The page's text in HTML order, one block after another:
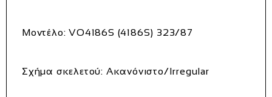
Μοντέλο: VO4186S (4186S) 323/87
Σχήμα σκελετού: Ακανόνιστο/Irregular